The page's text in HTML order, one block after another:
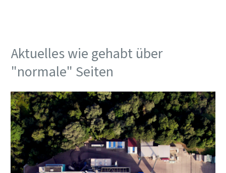
Aktuelles wie gehabt über
"normale" Seiten